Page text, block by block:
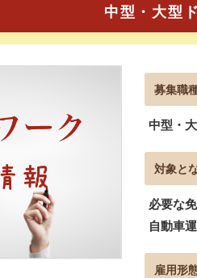
中型・大型
募集職
中型・
対象と
必要な
自動車
雇用形